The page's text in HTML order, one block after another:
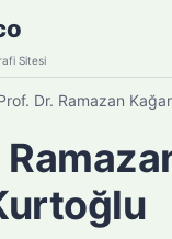
Sitesi
Dr. Ramazan